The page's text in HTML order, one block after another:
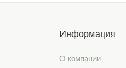
Информация
О компании